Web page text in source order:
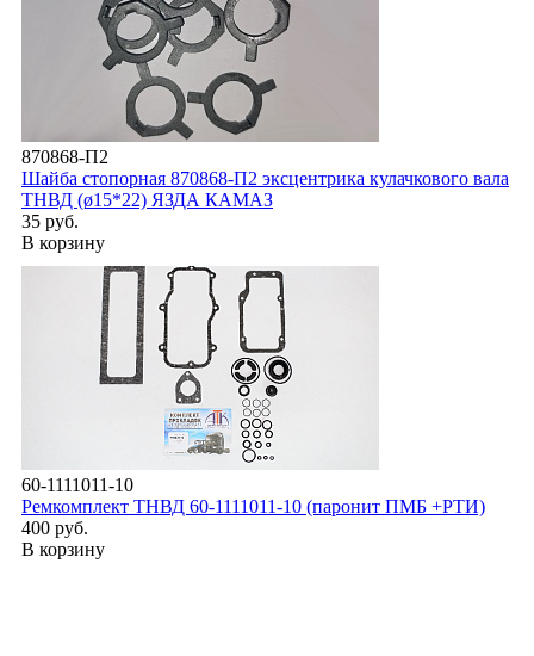
870868-П2
Шайба стопорная 870868-П2 эксцентрика кулачкового вала
ТНВД (ø15*22) ЯЗДА КАМАЗ
35 руб.
В корзину
60-1111011-10
Ремкомплект ТНВД 60-1111011-10 (паронит ПМБ +РТИ)
400 руб.
В корзину